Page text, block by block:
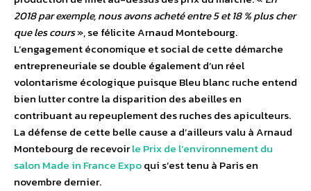
2018 par exemple, nous avons acheté entre 5 et 18 % plus cher
que les cours», se félicite Arnaud Montebourg.
L’engagement économique et social de cette démarche
entrepreneuriale se double également d’un réel
volontarisme écologique puisque Bleu blanc ruche entend
bien lutter contre la disparition des abeilles en
contribuant au repeuplement des ruches des apiculteurs.
La défense de cette belle cause a d’ailleurs valu à Arnaud
Montebourg de recevoirle Prix de l’environnement du
salon Made in France Expoqui s’est tenu à Paris en
novembre dernier.